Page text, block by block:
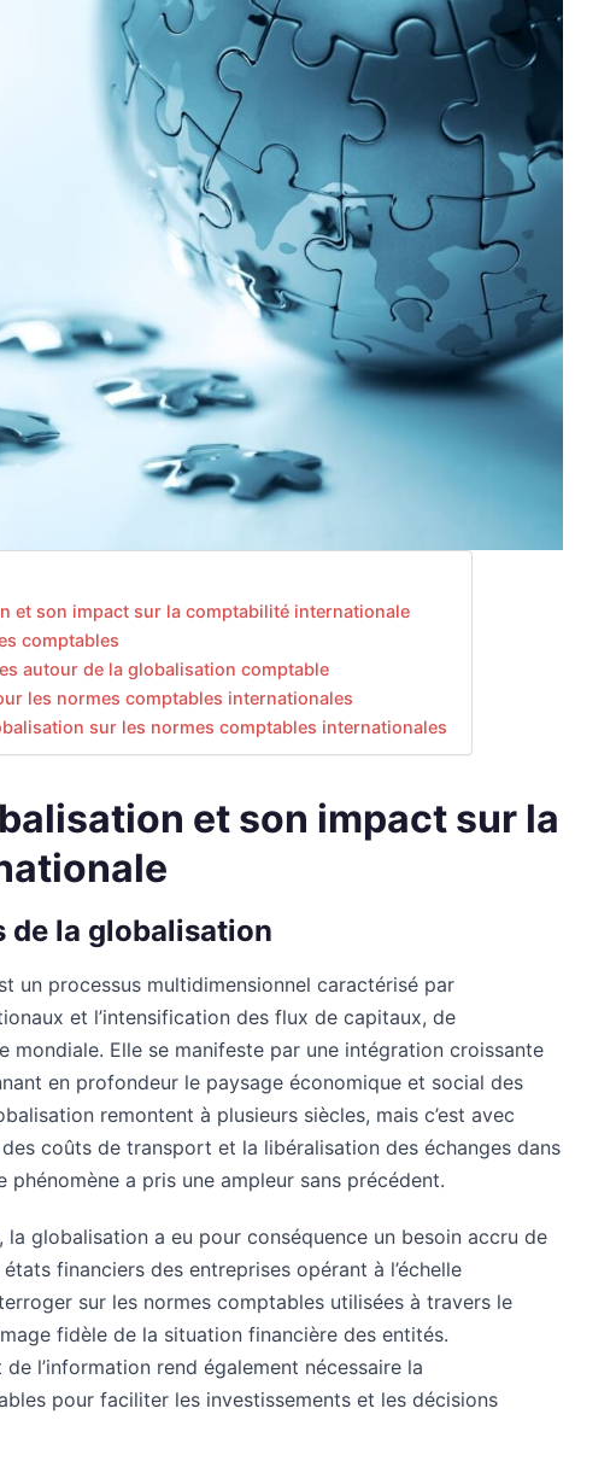
et son impact sur la comptabilité internationale
comptables
autour de la globalisation comptable
les normes comptables internationales
sur les normes comptables internationales
et son impact sur la
de la globalisation
un processus multidimensionnel caractérisé par
et l’intensification des flux de capitaux, de
mondiale. Elle se manifeste par une intégration croissante
en profondeur le paysage économique et social des
remontent à plusieurs siècles, mais c’est avec
coûts de transport et la libéralisation des échanges dans
a pris une ampleur sans précédent.
, la globalisation a eu pour conséquence un besoin accru de
financiers des entreprises opérant à l’échelle
sur les normes comptables utilisées à travers le
fidèle de la situation financière des entités.
l’information rend également nécessaire la
pour faciliter les investissements et les décisions